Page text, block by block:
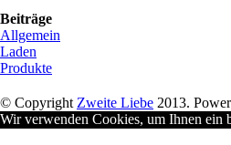
Beiträge
Allgemein
Laden
Produkte
© Copyright Zweite Liebe 2013.
Wir verwenden Cookies, um Ihnen ein